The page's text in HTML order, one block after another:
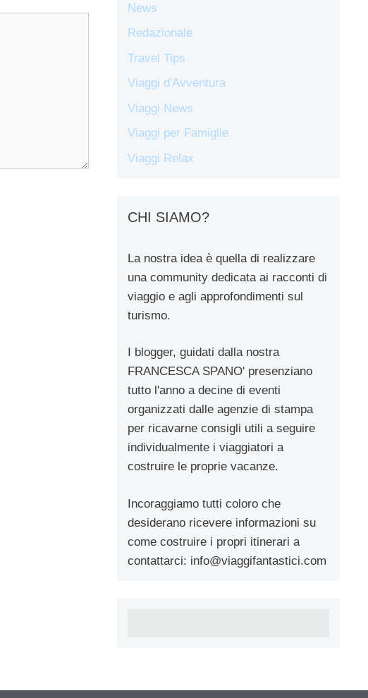
News
Redazionale
Travel Tips
Viaggi d'Avventura
Viaggi News
Viaggi per Famiglie
Viaggi Relax
CHI SIAMO?
La nostra idea è quella di realizzare
una community dedicata ai racconti di
viaggio e agli approfondimenti sul
turismo.
I blogger, guidati dalla nostra
FRANCESCA SPANO' presenziano
tutto l'anno a decine di eventi
organizzati dalle agenzie di stampa
per ricavarne consigli utili a seguire
individualmente i viaggiatori a
costruire le proprie vacanze.
Incoraggiamo tutti coloro che
desiderano ricevere informazioni su
come costruire i propri itinerari a
contattarci: info@viaggifantastici.com